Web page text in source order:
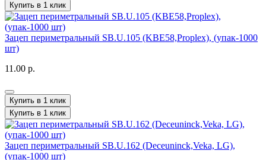
Купить в 1 клик
Зацеп периметральный SB.U.105 (KBE58,Proplex), (упак-1000
шт)
11.00 р.
Купить в 1 клик
Купить в 1 клик
Зацеп периметральный SB.U.162 (Deceuninck,Veka, LG),
(упак-1000 шт)